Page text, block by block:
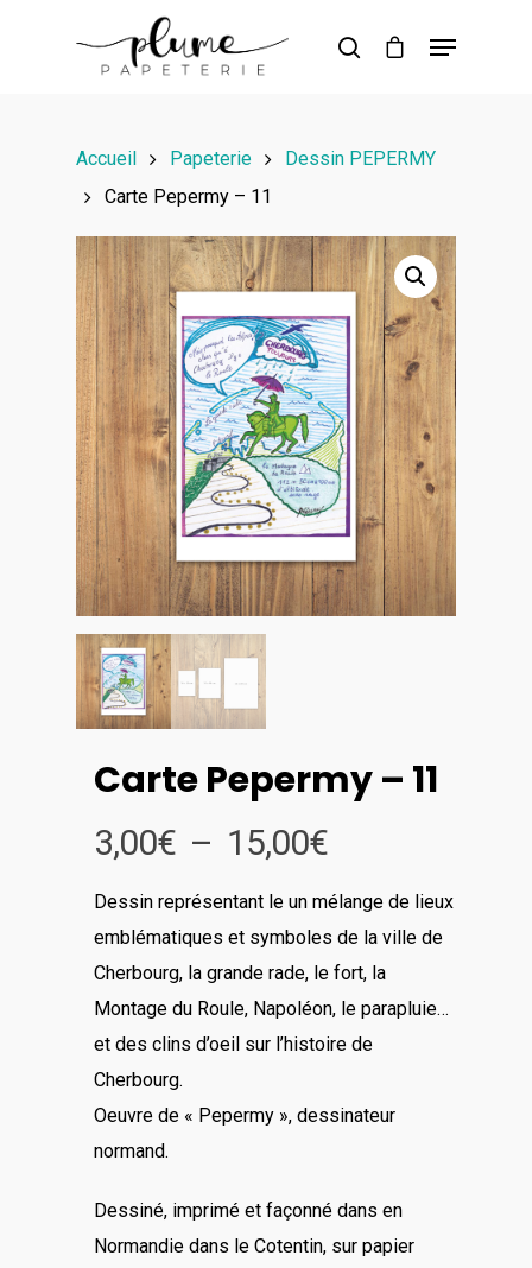
Accueil Papeterie
Dessin PEPERMY
Carte Pepermy – 11
Carte Pepermy – 11
3,00€ – 15,00€Plage
prix :
3,00€
à
15,00€
Dessin représentant le un mélange de lieux
emblématiques et symboles de la ville de
Cherbourg, la grande rade, le fort, la
Montage du Roule, Napoléon, le parapluie…
et des clins d’oeil sur l’histoire de
Cherbourg.
Oeuvre de « Pepermy », dessinateur
normand.
Dessiné, imprimé et façonné dans en
Normandie dans le Cotentin, sur papier